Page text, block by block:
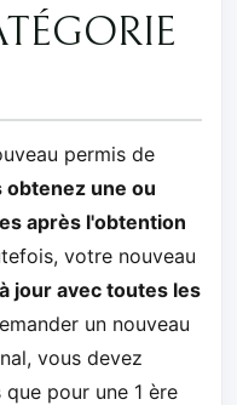
permis de
obtenez une ou
après l'obtention
votre nouveau
jour avec toutes les
un nouveau
vous devez
pour une 1 ère